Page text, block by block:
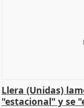
Llera (Unidas)
"estacional" y se